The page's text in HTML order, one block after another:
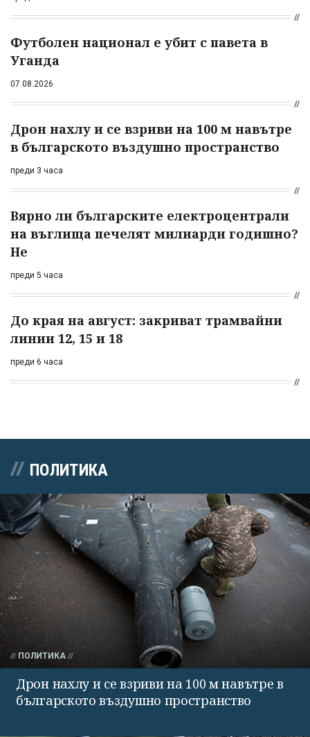
Футболен национал е убит с павета в
Уганда
07.08.2026
Дрон нахлу и се взриви на 100 м навътре
в българското въздушно пространство
преди 3 часа
Вярно ли българските електроцентрали
на въглища печелят милиарди годишно?
Не
преди 5 часа
До края на август: закриват трамвайни
линии 12, 15 и 18
преди 6 часа
ПОЛИТИКА
ПОЛИТИКА
Дрон нахлу и се взриви на 100 м навътре в
българското въздушно пространство